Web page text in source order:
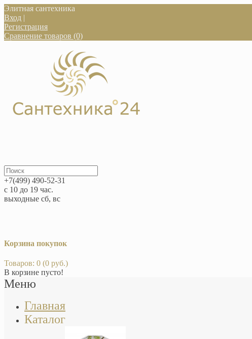
Элитная сантехника
Вход |
Регистрация
Сравнение товаров (0)
+7(499) 490-52-31
с 10 до 19 час.
выходные сб, вс
Корзина покупок
Товаров: 0 (0 руб.)
В корзине пусто!
Меню
Главная
Каталог